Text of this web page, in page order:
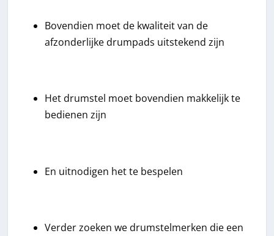
Bovendien moet de kwaliteit van de
afzonderlijke drumpads uitstekend zijn
Het drumstel moet bovendien makkelijk te
bedienen zijn
En uitnodigen het te bespelen
Verder zoeken we drumstelmerken die een